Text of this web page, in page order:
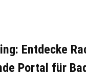
Entdecke
Portal für